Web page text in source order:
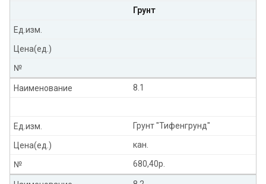
Грунт
Ед.изм.
Цена(ед.)
№
8.1
Наименование
Грунт "Тифенгрунд"
Ед.изм.
кан.
Цена(ед.)
680,40р.
№